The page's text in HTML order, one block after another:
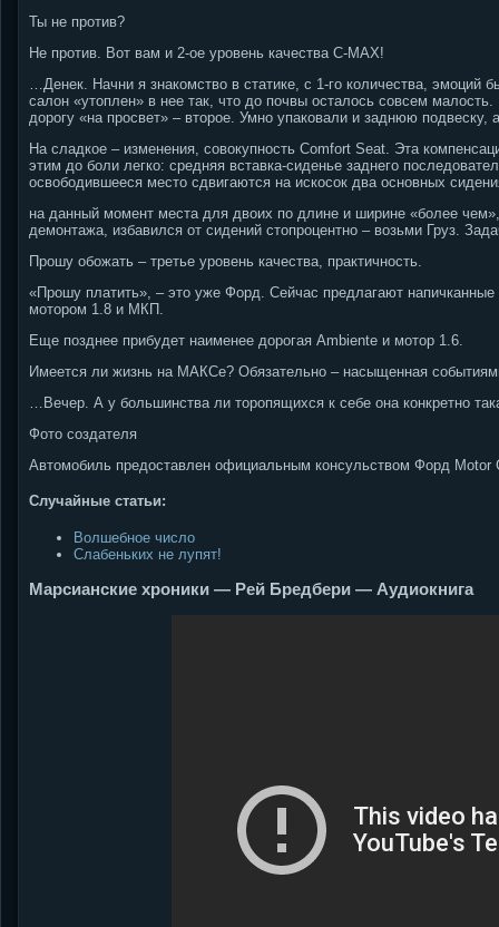
Ты не против?
Не против. Вот вам и 2-ое уровень качества C-MAX!
…Денек. Начни я знакомство в статике, с 1-го количества,
салон «утоплен» в нее так, что до почвы осталось совсем
дорогу «на просвет» – второе. Умно упаковали и заднюю
На сладкое – изменения, совокупность Comfort Seat. Эта
этим до боли легко: средняя вставка-сиденье заднего
освободившееся место сдвигаются на искосок два основных
на данный момент места для двоих по длине и ширине «более
демонтажа, избавился от сидений стопроцентно – возьми Груз.
Прошу обожать – третье уровень качества, практичность.
«Прошу платить», – это уже Форд. Сейчас предлагают
мотором 1.8 и МКП.
Еще позднее прибудет наименее дорогая Ambiente и мотор 1.6.
Имеется ли жизнь на МАКСе? Обязательно – насыщенная
…Вечер. А у большинства ли торопящихся к себе она конкретно
Фото создателя
Автомобиль предоставлен официальным консульством Форд Motor
Случайные статьи:
Волшебное число
Слабеньких не лупят!
Марсианские хроники — Рей Бредбери — Аудиокнига